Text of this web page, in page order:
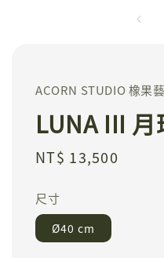
ACORN STUDIO 橡果
LUNA III
Regular
NT$ 13,500
尺寸
Ø40 cm